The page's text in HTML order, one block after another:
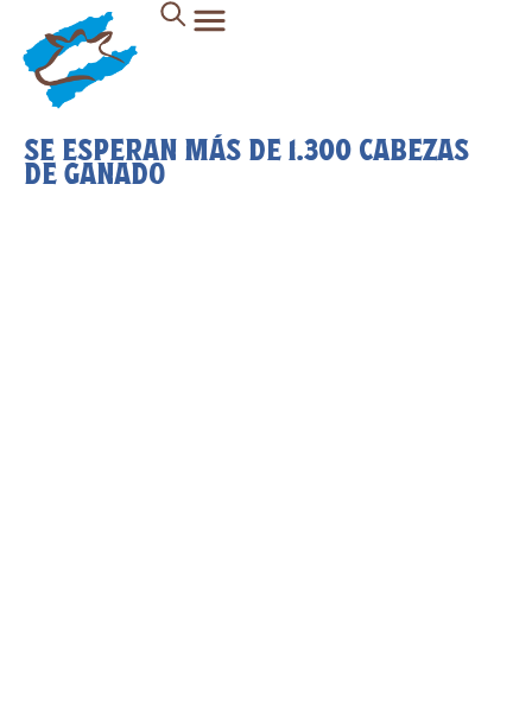
SE ESPERAN MÁS DE 1.300 CABEZAS
DE GANADO